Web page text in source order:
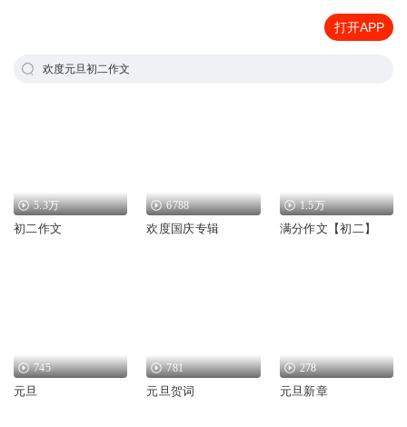
打开APP
欢度元旦初二作文
5.3万
初二作文
6788
欢度国庆专辑
1.5万
满分作文【初二】
745
元旦
781
元旦贺词
278
元旦新章